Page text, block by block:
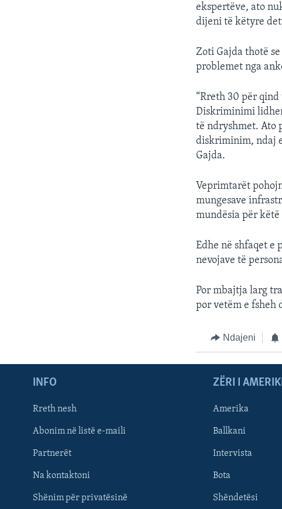
FOLLOW US
ekspertëve, ato
dijeni të këtyre
Zoti Gajda thotë
problemet nga
“Rreth 30 për
Diskriminimi
të ndryshmet. Ato
diskriminim, ndaj
Gajda.
Veprimtarët
mungesave
mundësia për këtë
Edhe në shfaqet e
nevojave të
Por mbajtja larg
por vetëm e fsheh
Ndajeni
INFO
Rreth nesh
Abonim në listë e-maili
Partnerët
Na kontaktoni
Shënim për privatësinë
ZËRI I
Amerika
Ballkani
Intervista
Bota
Shëndetësi